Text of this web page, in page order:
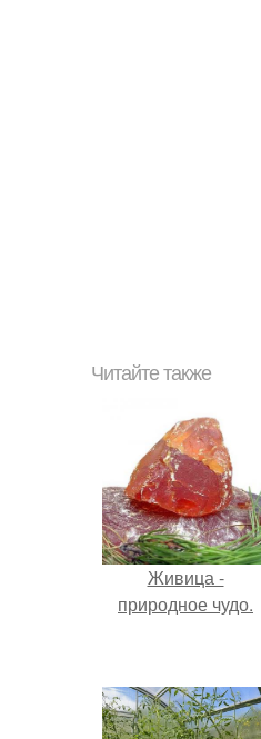
Читайте также
Живица -
природное чудо.